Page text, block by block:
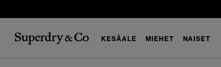
KESÄALE MIEHET NAISET